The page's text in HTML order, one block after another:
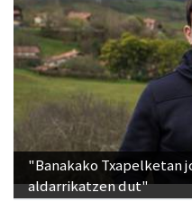
"Banakako Txapelketan
aldarrikatzen dut"